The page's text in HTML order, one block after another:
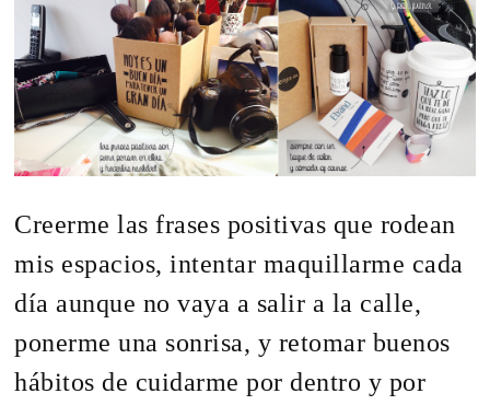
Creerme las frases positivas que rodean
mis espacios, intentar maquillarme cada
día aunque no vaya a salir a la calle,
ponerme una sonrisa, y retomar buenos
hábitos de cuidarme por dentro y por